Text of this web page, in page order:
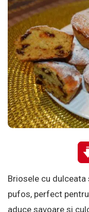
Briosele cu
pufos, perfect
aduce savoare si